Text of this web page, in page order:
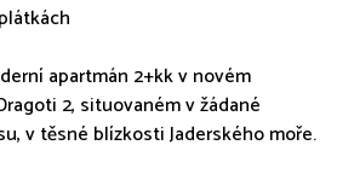
apartmán 2+kk v novém
2, situovaném v žádané
v těsné blízkosti Jaderského moře.